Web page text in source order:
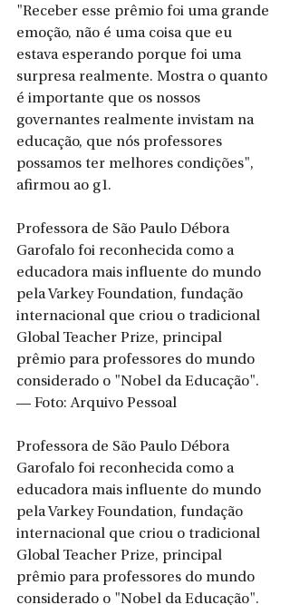
"Receber esse prêmio foi uma grande
emoção, não é uma coisa que eu
estava esperando porque foi uma
surpresa realmente. Mostra o quanto
é importante que os nossos
governantes realmente invistam na
educação, que nós professores
possamos ter melhores condições",
afirmou ao g1.
Professora de São Paulo Débora
Garofalo foi reconhecida como a
educadora mais influente do mundo
pela Varkey Foundation, fundação
internacional que criou o tradicional
Global Teacher Prize, principal
prêmio para professores do mundo
considerado o "Nobel da Educação".
— Foto: Arquivo Pessoal
Professora de São Paulo Débora
Garofalo foi reconhecida como a
educadora mais influente do mundo
pela Varkey Foundation, fundação
internacional que criou o tradicional
Global Teacher Prize, principal
prêmio para professores do mundo
considerado o "Nobel da Educação".